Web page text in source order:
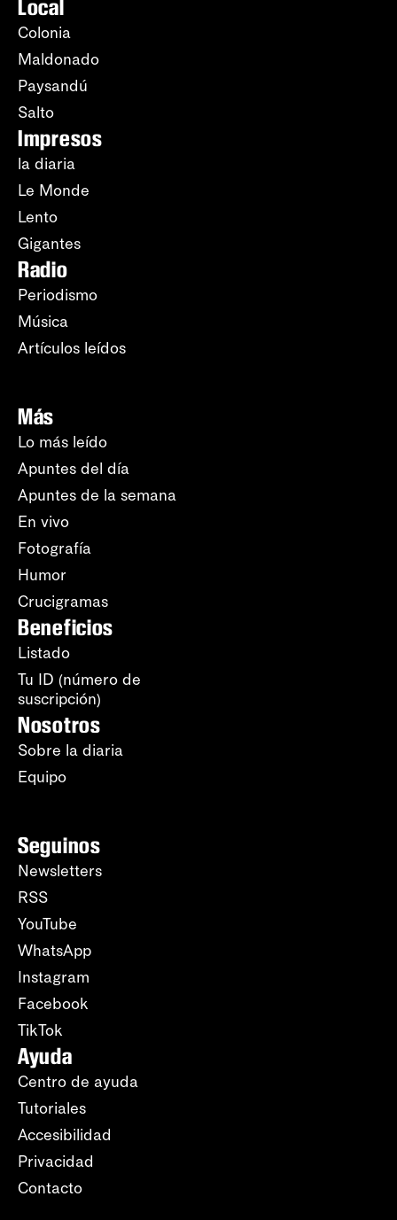
Local
Colonia
Maldonado
Paysandú
Salto
Impresos
la diaria
Le Monde
Lento
Gigantes
Radio
Periodismo
Música
Artículos leídos
Más
Lo más leído
Apuntes del día
Apuntes de la semana
En vivo
Fotografía
Humor
Crucigramas
Beneficios
Listado
Tu ID (número de
suscripción)
Nosotros
Sobre la diaria
Equipo
Seguinos
Newsletters
RSS
YouTube
WhatsApp
Instagram
Facebook
TikTok
Ayuda
Centro de ayuda
Tutoriales
Accesibilidad
Privacidad
Contacto